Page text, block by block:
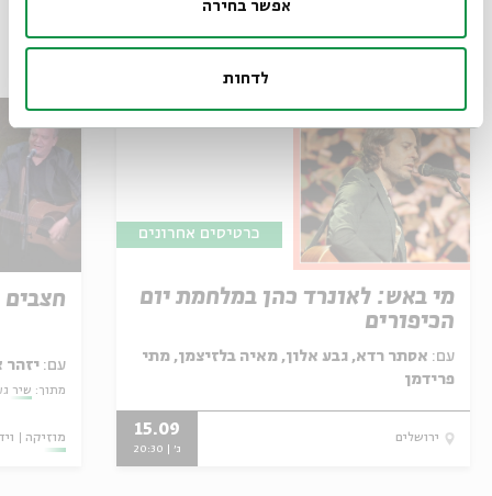
אפשר בחירה
לדחות
עוד בבית אבי חי
כרטיסים אחרונים
מי באש: לאונרד כהן במלחמת יום
הכיפורים
עם: אסתר רדא, גבע אלון, מאיה בלזיצמן, מתי
פרידמן
ירושלים 15.09
ג' | 20:30
חצבים
עם: יזהר
מתוך: שיר
מוזיקה